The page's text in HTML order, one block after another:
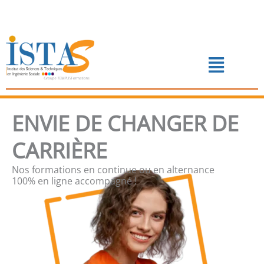
contenu
Menu
📅 PRENDRE RENDEZ-VOUS
ENVIE DE CHANGER DE
CARRIÈRE
Nos formations en continue ou en alternance
100% en ligne accompagné !